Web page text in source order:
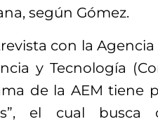
según Gómez.
con la
y Tecnología
de la AEM tiene
el cual busca